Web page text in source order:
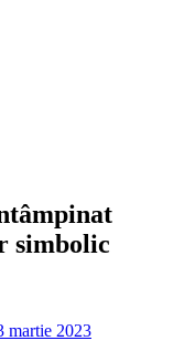
simbolic
martie 2023